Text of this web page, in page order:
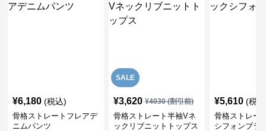
¥6,180 (税込)
骨格ストレートフレアデ
ニムパンツ
SALE
¥3,620 ¥4030(割引前)
骨格ストレート半袖Vネ
ックリブニットトップス
¥5,610 (税
骨格ストレー
シフォンブラ